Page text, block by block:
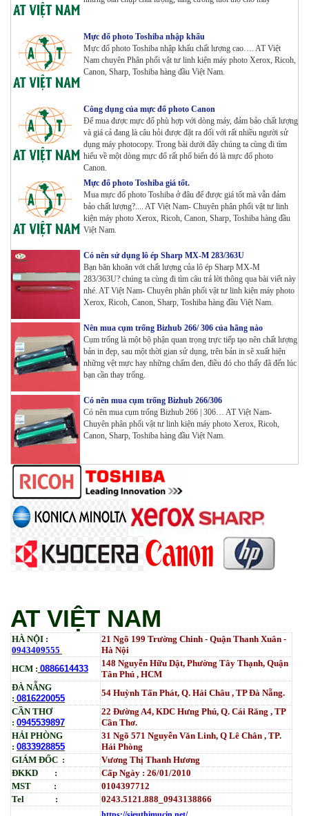
Bộ Mực 4 màu Konica Minolta Bizhub C1085 | 6085 |
6110 | C1100 _Bộ 4 màu _ Trọng lượng 1645g ZIN
HÃNG_ USA
Tham Khảo
Tham Khảo
Máy photocopy Ricoh IM 7000
Tham Khảo
Máy in Laser Đơn năng G&G P2022W_in Wifi
Máy in Laser Đơn năng G&G GP4200DW in Đảo mặt
Máy in Laser Đơn năng G&G GP3300DW in Đảo mặt
, Wifi
Tham Khảo
Máy in Đa chức năng G&G GM3310DW in , scan ,
Copy , Wifi , Lan
Tham Khảo
Mực ống Ricoh MP 3554 _MP 2554 | 2555 | 3054 |
3554 | 3055 | 3555 | 4054 | 5054 | 6054 | 4055 | 5055 |
6055 | IM 2500 | IM 3000 | IM 3500 | IM 4000 | IM
5000 | IM 6000_ MP3554_700G_BIASDO
Tham Khảo
Mực in HP LaserJet Enterprise M610dn | M611dn |
M611x | M612dn | M612x | MFP M634 | MFP M635 |
MFP M636_W1470A (10.5K)_ Có chip_HALLOYA
Mực đổ photo Toshiba nhập khẩu
Mực đổ photo Toshiba nhập khẩu chất lượng cao…. AT Việt
Nam chuyên Phân phối vật tư linh kiện máy photo Xerox, Ricoh,
Canon, Sharp, Toshiba hàng đầu Việt Nam.
Công dụng của mực đổ photo Canon
Để mua được mực đổ phù hợp với dòng máy, đảm bảo chất lượng
và giá cả đang là câu hỏi được đặt ra đối với rất nhiều người sử
dụng máy photocopy. Trong bài dưới đây chúng ta cùng đi tìm
hiểu về một dòng mực đổ rất phổ biến đó là mực đổ photo
Canon.
Mực đổ photo Toshiba giá tốt.
Mua mực đổ photo Toshiba ở đâu để được giá tốt mà vẫn đảm
bảo chất lượng?.... AT Việt Nam- Chuyên phân phối vật tư linh
kiện máy photo Xerox, Ricoh, Canon, Sharp, Toshiba hàng đầu
Việt Nam.
Có nên sử dụng lô ép Sharp MX-M 283/363U
Bạn băn khoăn với chất lượng của lô ép Sharp MX-M
283/363U? chúng ta cùng đi tìm câu trả lời thông qua bài viết này
nhé. AT Việt Nam- Chuyên phân phối vật tư linh kiện máy photo
Xerox, Ricoh, Canon, Sharp, Toshiba hàng đầu Việt Nam.
Nên mua cụm trống Bizhub 266/ 306 của hãng nào
Cụm trống là một bộ phận quan trọng trực tiếp tạo nên chất lượng
bản in đẹp, sau một thời gian sử dụng, trên bản in sẽ xuất hiện
những vệt mực hay những chấm đen, điều đó cho thấy đã đến lúc
bạn cần thay trống.
Có nên mua cụm trống Bizhub 266/306
Có nên mua cụm trống Bizhub 266 | 306… AT Việt Nam-
Chuyên phân phối vật tư linh kiện máy photo Xerox, Ricoh,
Canon, Sharp, Toshiba hàng đầu Việt Nam.
AT VIỆT NAM
HÀ NỘI :
0943409555
21 Ngõ 199 Trường Chinh - Quận Thanh Xuân -
Hà Nội
HCM : 0886614433
148 Nguyễn Hữu Dật, Phường Tây Thạnh, Quận
Tân Phú , HCM
ĐÀ NẴNG
: 0816220055
54 Huỳnh Tấn Phát, Q. Hải Châu , TP Đà Nẵng.
CẦN THƠ
: 0945539897
22 Đường A4, KDC Hưng Phú, Q. Cái Răng , TP
Cần Thơ.
HẢI PHÒNG
: 0833928855
31 Ngõ 571 Nguyễn Văn Linh, Q Lê Chân , TP.
Hải Phòng
GIÁM ĐỐC :
Vương Thị Thanh Hương
ĐKKD :
Cấp Ngày : 26/01/2010
MST :
0104397712
Tel :
0243.5121.888_0943138866